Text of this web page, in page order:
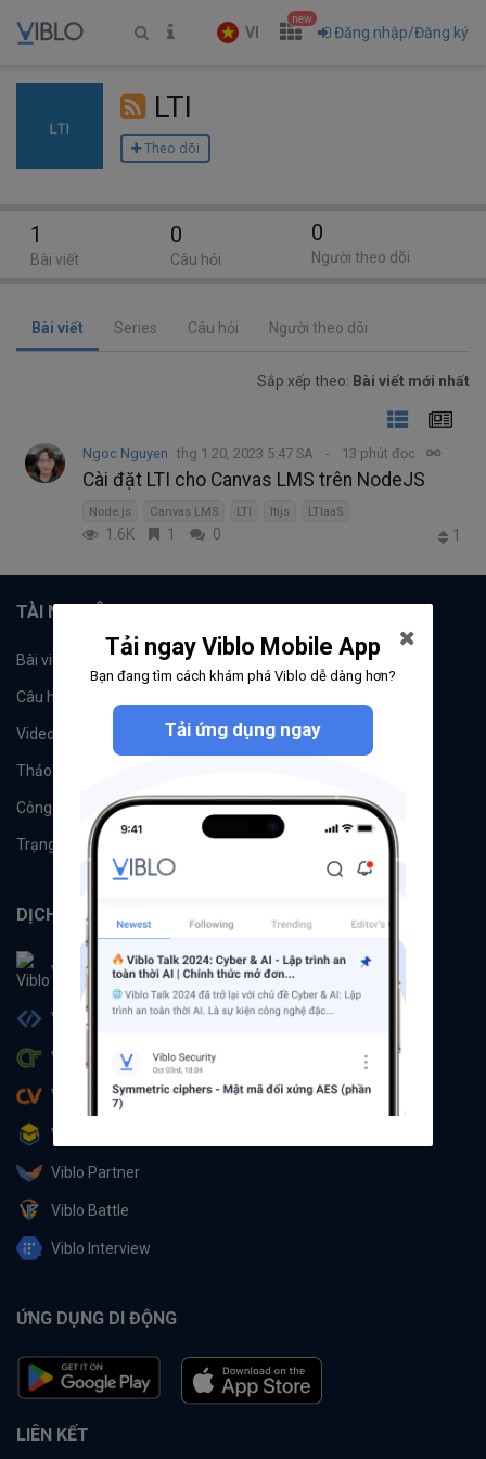
VI
new
Đăng nhập/Đăng ký
LTI
Theo dõi
Bài viết Series Câu hỏi Người theo dõi
Sắp xếp theo: Bài viết mới nhất
Ngoc Nguyen thg 1 20, 2023 5:47 SA 13 phút đọc
Cài đặt LTI cho Canvas LMS trên NodeJS
Node.js Canvas LMS LTI ltijs LTIaaS
1.6K 1 0 1
1
Bài viết
0
Câu hỏi
0
Người theo dõi
TÀI NGUYÊN
Bài viết Tổ chức
Câu hỏi
Videos Tác giả
Thảo luận
Công cụ Machine Learning
Trạng thái hệ thống
DỊCH VỤ
Viblo
Viblo Code
Viblo CTF
Viblo CV
Viblo Learning
Viblo Partner
Viblo Battle
Viblo Interview
ỨNG DỤNG DI ĐỘNG
LIÊN KẾT
Tải ngay Viblo Mobile App
Bạn đang tìm cách khám phá Viblo dễ dàng hơn?
Tải ứng dụng ngay